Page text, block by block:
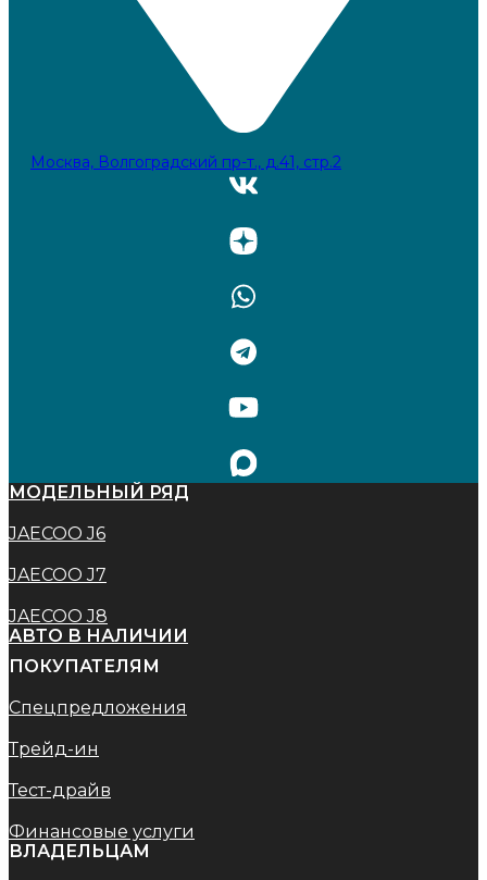
Москва, Волгоградский пр-т., д.41, стр.2
МОДЕЛЬНЫЙ РЯД
JAECOO J6
JAECOO J7
JAECOO J8
АВТО В НАЛИЧИИ
ПОКУПАТЕЛЯМ
Спецпредложения
Трейд-ин
Тест-драйв
Финансовые услуги
ВЛАДЕЛЬЦАМ